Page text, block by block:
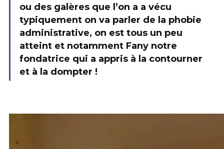
ou des galères que l’on a a vécu
typiquement on va parler de la phobie
administrative, on est tous un peu
atteint et notamment Fany notre
fondatrice qui a appris à la contourner
et à la dompter !